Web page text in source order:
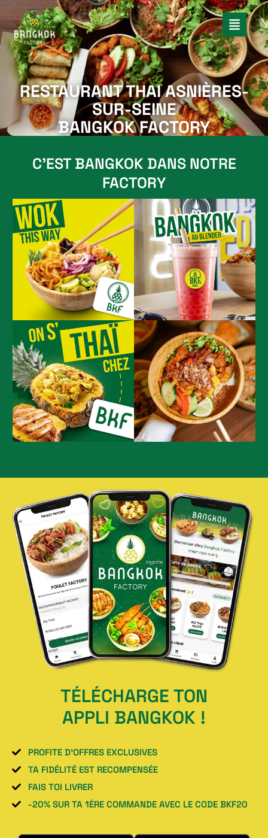
RESTAURANT THAI ASNIÈRES-
SUR-SEINE
BANGKOK FACTORY
C'EST BANGKOK DANS NOTRE
FACTORY
TÉLÉCHARGE TON
APPLI BANGKOK !
PROFITE D'OFFRES EXCLUSIVES
TA FIDÉLITÉ EST RECOMPENSÉE
FAIS TOI LIVRER
-20% SUR TA 1ÈRE COMMANDE AVEC LE CODE BKF20